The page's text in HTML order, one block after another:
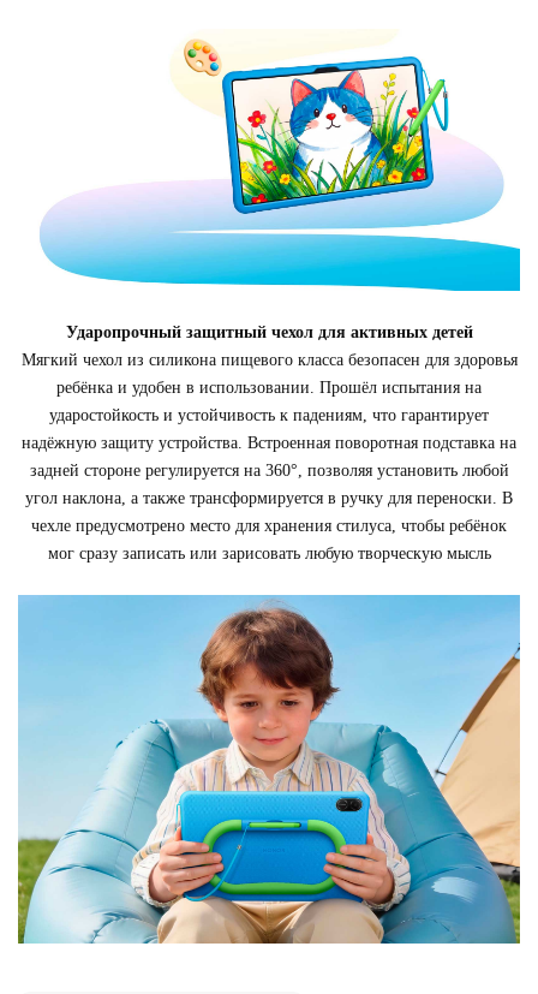
Ударопрочный защитный чехол для активных детей
Мягкий чехол из силикона пищевого класса безопасен для здоровья
ребёнка и удобен в использовании. Прошёл испытания на
ударостойкость и устойчивость к падениям, что гарантирует
надёжную защиту устройства. Встроенная поворотная подставка на
задней стороне регулируется на 360°, позволяя установить любой
угол наклона, а также трансформируется в ручку для переноски. В
чехле предусмотрено место для хранения стилуса, чтобы ребёнок
мог сразу записать или зарисовать любую творческую мысль